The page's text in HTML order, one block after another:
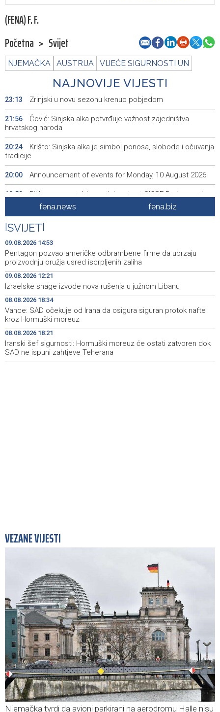
(FENA) F. F.
Početna > Svijet
NJEMAČKA AUSTRIJA VIJEĆE SIGURNOSTI UN
NAJNOVIJE VIJESTI
23:13 Zrinjski u novu sezonu krenuo pobjedom
21:56
Čović: Sinjska alka potvrđuje važnost zajedništva
hrvatskog naroda
20:24
Krišto: Sinjska alka je simbol ponosa, slobode i očuvanja
tradicije
20:00 Announcement of events for Monday, 10 August 2026
19:50
BiH among notable participants at CIGRE Paris meeting,
with AI and energy transition in focus
19:35 Bentbaša Cliff Diving 2026 held in Sarajevo
19:20
FBiH lacks consolidated data on withdrawn and
destroyed meat, 40 violations found
19:00 Najave događaja za 10. 8. 2026. godine (ponedjeljak)
18:45
Ballian: Unjustified tree cutting is making Sarajevo
increasingly hot
18:40
U Sarajevu održani skokovi u vodu Bentbaša Cliff Diving
fena.news fena.biz
SVIJET
09.08.2026 14:53
Pentagon pozvao američke odbrambene firme da ubrzaju
proizvodnju oružja usred iscrpljenih zaliha
09.08.2026 12:21
Izraelske snage izvode nova rušenja u južnom Libanu
08.08.2026 18:34
Vance: SAD očekuje od Irana da osigura siguran protok nafte
kroz Hormuški moreuz
08.08.2026 18:21
Iranski šef sigurnosti: Hormuški moreuz će ostati zatvoren dok
SAD ne ispuni zahtjeve Teherana
VEZANE VIJESTI
Njemačka tvrdi da avioni parkirani na aerodromu Halle nisu